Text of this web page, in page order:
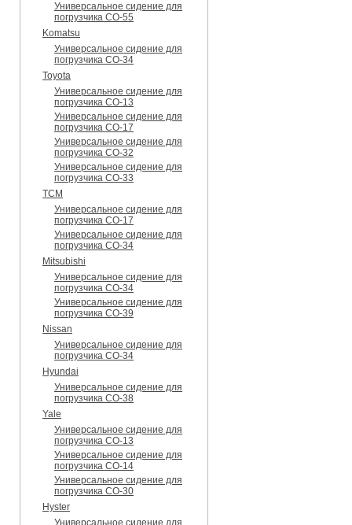
Универсальное сидение для
погрузчика CO-55
Komatsu
Универсальное сидение для
погрузчика CO-34
Toyota
Универсальное сидение для
погрузчика CO-13
Универсальное сидение для
погрузчика CO-17
Универсальное сидение для
погрузчика CO-32
Универсальное сидение для
погрузчика CO-33
TCM
Универсальное сидение для
погрузчика CO-17
Универсальное сидение для
погрузчика CO-34
Mitsubishi
Универсальное сидение для
погрузчика CO-34
Универсальное сидение для
погрузчика CO-39
Nissan
Универсальное сидение для
погрузчика CO-34
Hyundai
Универсальное сидение для
погрузчика CO-38
Yale
Универсальное сидение для
погрузчика CO-13
Универсальное сидение для
погрузчика CO-14
Универсальное сидение для
погрузчика CO-30
Hyster